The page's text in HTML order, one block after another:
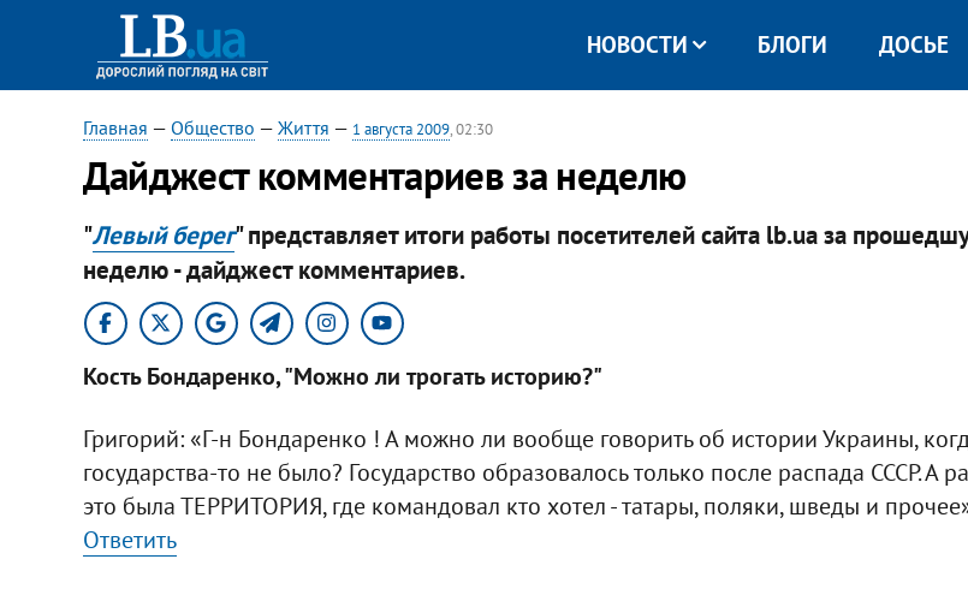
НОВОСТИ БЛОГИ ДОСЬЕ
Главная — Общество — Життя — 1 августа 2009, 02:30
Дайджест комментариев за неделю
"Левый берег" представляет итоги работы посетителей сайта lb.ua за
неделю - дайджест комментариев.
Кость Бондаренко, "Можно ли трогать историю?"
Григорий: «Г-н Бондаренко ! А можно ли вообще говорить об истории Украины,
государства-то не было? Государство образовалось только после распада СССР. А
это была ТЕРРИТОРИЯ, где командовал кто хотел - татары, поляки, шведы и
Ответить